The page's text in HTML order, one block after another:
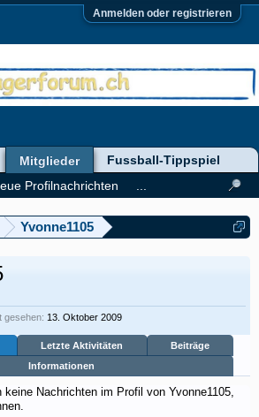
Anmelden oder registrieren
Yvonne1105
gesehen: 13. Oktober 2009
Letzte Aktivitäten
Beiträge
Informationen
Nachrichten im Profil von Yvonne1105,
Mitglieder
Profilnachrichten
Fussball-Tippspiel